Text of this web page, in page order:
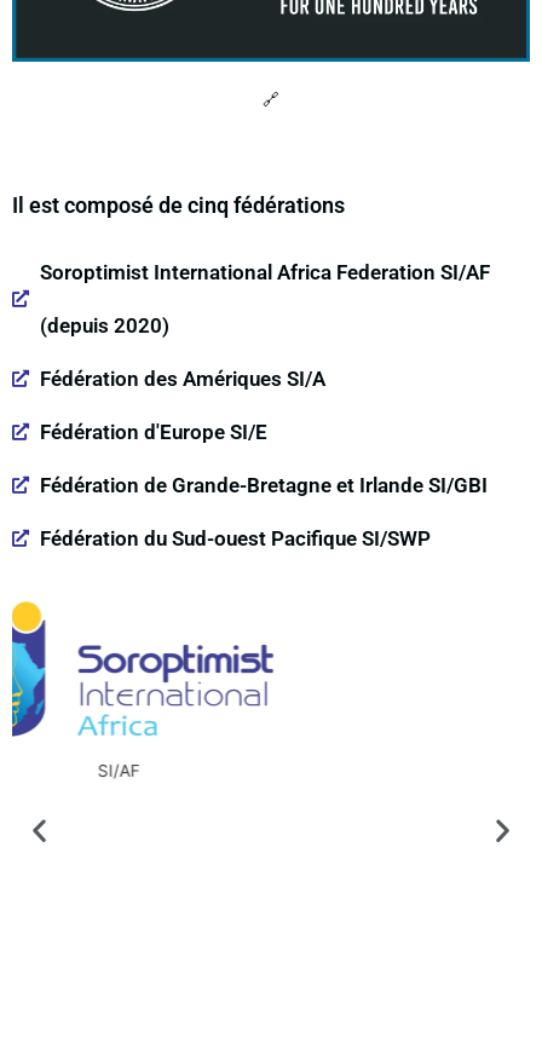
🔗
Il est composé de cinq fédérations
Soroptimist International Africa Federation SI/AF
(depuis 2020)
Fédération des Amériques SI/A
Fédération d'Europe SI/E
Fédération de Grande-Bretagne et Irlande SI/GBI
Fédération du Sud-ouest Pacifique SI/SWP